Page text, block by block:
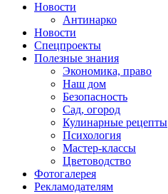
Новости
Антинарко
Новости
Спецпроекты
Полезные знания
Экономика, право
Наш дом
Безопасность
Сад, огород
Кулинарные рецепты
Психология
Мастер-классы
Цветоводство
Фотогалерея
Рекламодателям